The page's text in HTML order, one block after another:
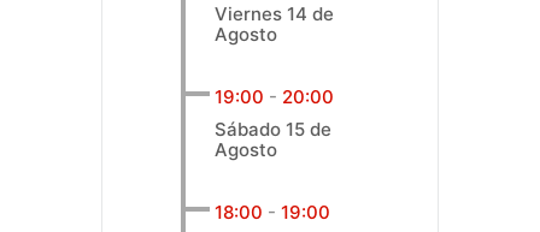
Viernes 14 de
Agosto
19:00 - 20:00
Sábado 15 de
Agosto
18:00 - 19:00